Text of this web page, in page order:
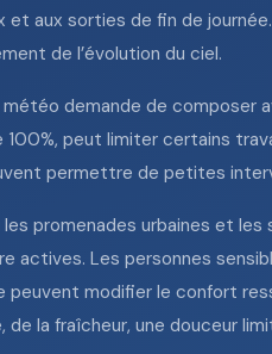
aux sorties de fin de
de l’évolution du ciel.
demande de composer
peut limiter certains
permettre de petites
promenades urbaines et
actives. Les personnes
peuvent modifier le confort
de la fraîcheur, une douceur